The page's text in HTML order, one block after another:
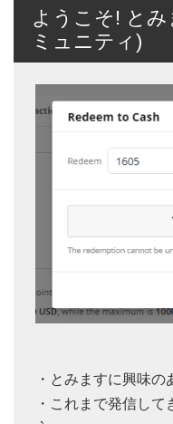
ようこそ! とみ
ミュニティ)
・とみますに興味の
・これまで発信し